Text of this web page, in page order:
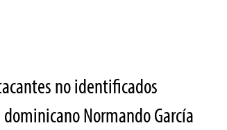
no identificados
Normando García